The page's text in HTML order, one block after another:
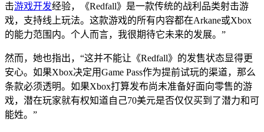
击游戏开发经验，《Redfall》是一款传统的战利品类射击游
戏，支持线上玩法。这款游戏的所有内容都在Arkane或Xbox
的能力范围内。个人而言，我很期待它未来的发展。”
然而，她也指出，“这并不能让《Redfall》的发售状态显得更
安心。如果Xbox决定用Game Pass作为提前试玩的渠道，那么
条款必须透明。如果Xbox打算发布尚未准备好面向零售的游
戏，潜在玩家就有权知道自己70美元是否仅仅买到了潜力和可
能姓。”